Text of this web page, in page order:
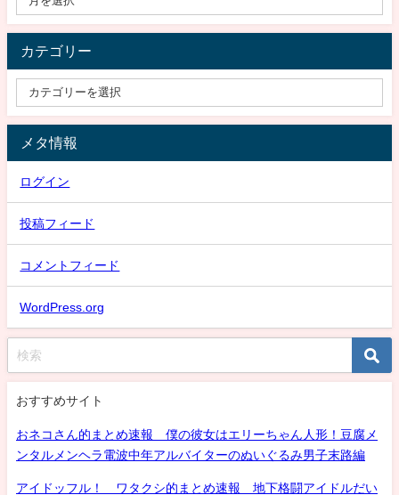
カテゴリー
メタ情報
ログイン
投稿フィード
コメントフィード
WordPress.org
おすすめサイト
おネコさん的まとめ速報 僕の彼女はエリーちゃん人形！豆腐メ
ンタルメンヘラ電波中年アルバイターのぬいぐるみ男子末路編
アイドッフル！ ワタクシ的まとめ速報 地下格闘アイドルだい